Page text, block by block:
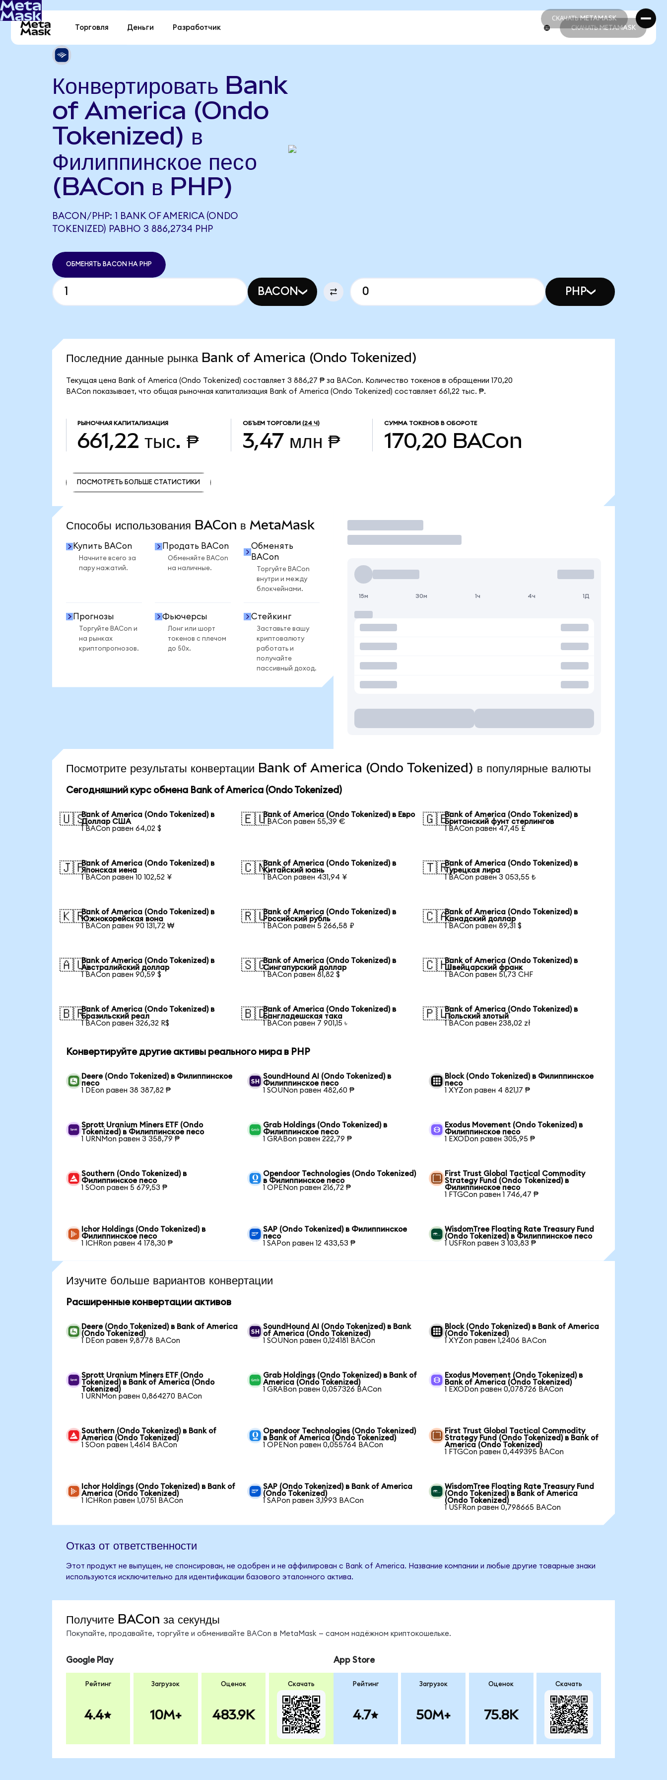
СКАЧАТЬ METAMASK
СКАЧАТЬ METAMASK
Торговля Деньги Разработчик СКАЧАТЬ METAMASK
Конвертировать Bank
of America (Ondo
Tokenized) в
Филиппинское песо
(BACon в PHP)
BACON/PHP: 1 BANK OF AMERICA (ONDO
TOKENIZED) РАВНО 3 886,2734 PHP
ОБМЕНЯТЬ BACON НА PHP
BACON PHP
Последние данные рынка Bank of America (Ondo Tokenized)
Текущая цена Bank of America (Ondo Tokenized) составляет 3 886,27 ₱ за BACon. Количество токенов в обращении 170,20
BACon показывает, что общая рыночная капитализация Bank of America (Ondo Tokenized) составляет 661,22 тыс. ₱.
РЫНОЧНАЯ КАПИТАЛИЗАЦИЯ
661,22 тыс. ₱
ОБЪЕМ ТОРГОВЛИ (24 Ч)
3,47 млн ₱
СУММА ТОКЕНОВ В ОБОРОТЕ
170,20 BACon
ПОСМОТРЕТЬ БОЛЬШЕ СТАТИСТИКИ
Способы использования BACon в MetaMask
Купить BACon
Начните всего за
пару нажатий.
Продать BACon
Обменяйте BACon
на наличные.
Обменять
BACon
Торгуйте BACon
внутри и между
блокчейнами.
Прогнозы
Торгуйте BACon и
на рынках
криптопрогнозов.
Фьючерсы
Лонг или шорт
токенов с плечом
до 50x.
Стейкинг
Заставьте вашу
криптовалюту
работать и
получайте
пассивный доход.
Торговать
15м 30м 1ч 4ч 1Д
Посмотрите результаты конвертации Bank of America (Ondo Tokenized) в популярные валюты
Сегодняшний курс обмена Bank of America (Ondo Tokenized)
🇺🇸Bank of America (Ondo Tokenized) в
Доллар США
1 BACon равен 64,02 $
🇪🇺Bank of America (Ondo Tokenized) в Евро
1 BACon равен 55,39 €
🇬🇧Bank of America (Ondo Tokenized) в
Британский фунт стерлингов
1 BACon равен 47,45 £
🇯🇵Bank of America (Ondo Tokenized) в
Японская иена
1 BACon равен 10 102,52 ¥
🇨🇳Bank of America (Ondo Tokenized) в
Китайский юань
1 BACon равен 431,94 ¥
🇹🇷Bank of America (Ondo Tokenized) в
Турецкая лира
1 BACon равен 3 053,55 ₺
🇰🇷Bank of America (Ondo Tokenized) в
Южнокорейская вона
1 BACon равен 90 131,72 ₩
🇷🇺Bank of America (Ondo Tokenized) в
Российский рубль
1 BACon равен 5 266,58 ₽
🇨🇦Bank of America (Ondo Tokenized) в
Канадский доллар
1 BACon равен 89,31 $
🇦🇺Bank of America (Ondo Tokenized) в
Австралийский доллар
1 BACon равен 90,59 $
🇸🇬Bank of America (Ondo Tokenized) в
Сингапурский доллар
1 BACon равен 81,82 $
🇨🇭Bank of America (Ondo Tokenized) в
Швейцарский франк
1 BACon равен 51,73 CHF
🇧🇷Bank of America (Ondo Tokenized) в
Бразильский реал
1 BACon равен 326,32 R$
🇧🇩Bank of America (Ondo Tokenized) в
Бангладешская така
1 BACon равен 7 901,15 ৳
🇵🇱Bank of America (Ondo Tokenized) в
Польский злотый
1 BACon равен 238,02 zł
Конвертируйте другие активы реального мира в PHP
Deere (Ondo Tokenized) в Филиппинское
песо
1 DEon равен 38 387,82 ₱
SoundHound AI (Ondo Tokenized) в
Филиппинское песо
1 SOUNon равен 482,60 ₱
Block (Ondo Tokenized) в Филиппинское
песо
1 XYZon равен 4 821,17 ₱
Sprott Uranium Miners ETF (Ondo
Tokenized) в Филиппинское песо
1 URNMon равен 3 358,79 ₱
Grab Holdings (Ondo Tokenized) в
Филиппинское песо
1 GRABon равен 222,79 ₱
Exodus Movement (Ondo Tokenized) в
Филиппинское песо
1 EXODon равен 305,95 ₱
Southern (Ondo Tokenized) в
Филиппинское песо
1 SOon равен 5 679,53 ₱
Opendoor Technologies (Ondo Tokenized)
в Филиппинское песо
1 OPENon равен 216,72 ₱
First Trust Global Tactical Commodity
Strategy Fund (Ondo Tokenized) в
Филиппинское песо
1 FTGCon равен 1 746,47 ₱
Ichor Holdings (Ondo Tokenized) в
Филиппинское песо
1 ICHRon равен 4 178,30 ₱
SAP (Ondo Tokenized) в Филиппинское
песо
1 SAPon равен 12 433,53 ₱
WisdomTree Floating Rate Treasury Fund
(Ondo Tokenized) в Филиппинское песо
1 USFRon равен 3 103,83 ₱
Изучите больше вариантов конвертации
Расширенные конвертации активов
Deere (Ondo Tokenized) в Bank of America
(Ondo Tokenized)
1 DEon равен 9,8778 BACon
SoundHound AI (Ondo Tokenized) в Bank
of America (Ondo Tokenized)
1 SOUNon равен 0,124181 BACon
Block (Ondo Tokenized) в Bank of America
(Ondo Tokenized)
1 XYZon равен 1,2406 BACon
Sprott Uranium Miners ETF (Ondo
Tokenized) в Bank of America (Ondo
Tokenized)
1 URNMon равен 0,864270 BACon
Grab Holdings (Ondo Tokenized) в Bank of
America (Ondo Tokenized)
1 GRABon равен 0,057326 BACon
Exodus Movement (Ondo Tokenized) в
Bank of America (Ondo Tokenized)
1 EXODon равен 0,078726 BACon
Southern (Ondo Tokenized) в Bank of
America (Ondo Tokenized)
1 SOon равен 1,4614 BACon
Opendoor Technologies (Ondo Tokenized)
в Bank of America (Ondo Tokenized)
1 OPENon равен 0,055764 BACon
First Trust Global Tactical Commodity
Strategy Fund (Ondo Tokenized) в Bank of
America (Ondo Tokenized)
1 FTGCon равен 0,449395 BACon
Ichor Holdings (Ondo Tokenized) в Bank of
America (Ondo Tokenized)
1 ICHRon равен 1,0751 BACon
SAP (Ondo Tokenized) в Bank of America
(Ondo Tokenized)
1 SAPon равен 3,1993 BACon
WisdomTree Floating Rate Treasury Fund
(Ondo Tokenized) в Bank of America
(Ondo Tokenized)
1 USFRon равен 0,798665 BACon
Отказ от ответственности
Этот продукт не выпущен, не спонсирован, не одобрен и не аффилирован с Bank of America. Название компании и любые другие товарные знаки
используются исключительно для идентификации базового эталонного актива.
Получите BACon за секунды
Покупайте, продавайте, торгуйте и обменивайте BACon в MetaMask — самом надёжном криптокошельке.
Google Play
Рейтинг
4.4
Загрузок
10M+
Оценок
483.9K
Скачать
App Store
Рейтинг
4.7
Загрузок
50M+
Оценок
75.8K
Скачать